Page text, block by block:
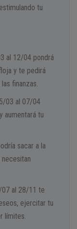
tu
al 12/04 pondrá
y te pedirá
finanzas.
03 al 07/04
aumentará tu
sacar a la
07 al 28/11 te
ejercitar tu
límites.